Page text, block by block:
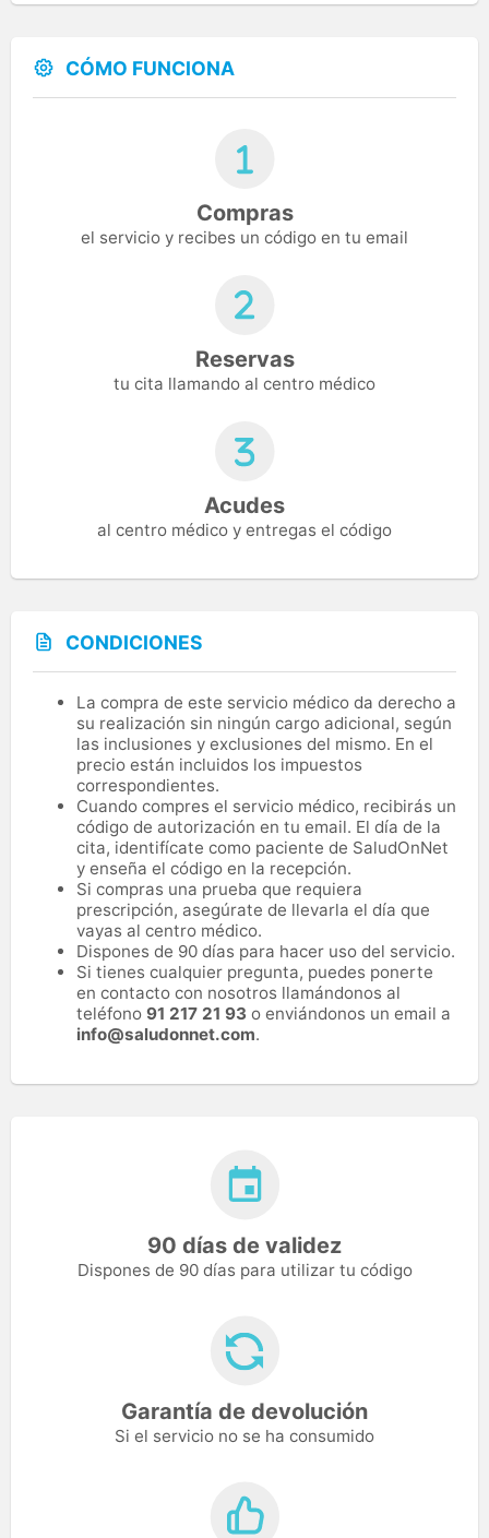
CÓMO FUNCIONA
Compras
el servicio y recibes un código en tu email
Reservas
tu cita llamando al centro médico
Acudes
al centro médico y entregas el código
CONDICIONES
La compra de este servicio médico da derecho a
su realización sin ningún cargo adicional, según
las inclusiones y exclusiones del mismo. En el
precio están incluidos los impuestos
correspondientes.
Cuando compres el servicio médico, recibirás un
código de autorización en tu email. El día de la
cita, identifícate como paciente de SaludOnNet
y enseña el código en la recepción.
Si compras una prueba que requiera
prescripción, asegúrate de llevarla el día que
vayas al centro médico.
Dispones de 90 días para hacer uso del servicio.
Si tienes cualquier pregunta, puedes ponerte
en contacto con nosotros llamándonos al
teléfono 91 217 21 93 o enviándonos un email a
info@saludonnet.com.
90 días de validez
Dispones de 90 días para utilizar tu código
Garantía de devolución
Si el servicio no se ha consumido